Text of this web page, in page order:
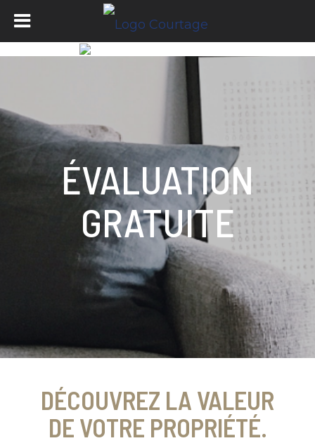
ÉVALUATION
GRATUITE
DÉCOUVREZ LA VALEUR
DE VOTRE PROPRIÉTÉ.